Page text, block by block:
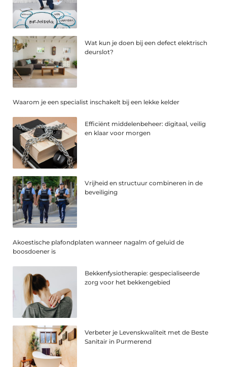
Wat kun je doen bij een defect elektrisch
deurslot?
Waarom je een specialist inschakelt bij een lekke kelder
Efficiënt middelenbeheer: digitaal, veilig
en klaar voor morgen
Vrijheid en structuur combineren in de
beveiliging
Akoestische plafondplaten wanneer nagalm of geluid de
boosdoener is
Bekkenfysiotherapie: gespecialiseerde
zorg voor het bekkengebied
Verbeter je Levenskwaliteit met de Beste
Sanitair in Purmerend